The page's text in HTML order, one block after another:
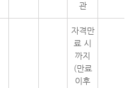
관
자격만
료 시
까지
(만료
이후